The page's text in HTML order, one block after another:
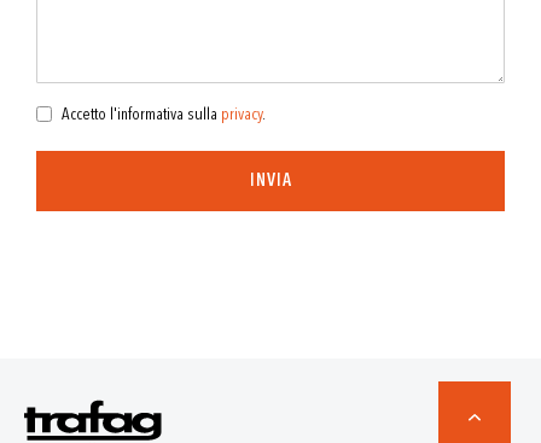
Accetto l'informativa sulla privacy.
INVIA